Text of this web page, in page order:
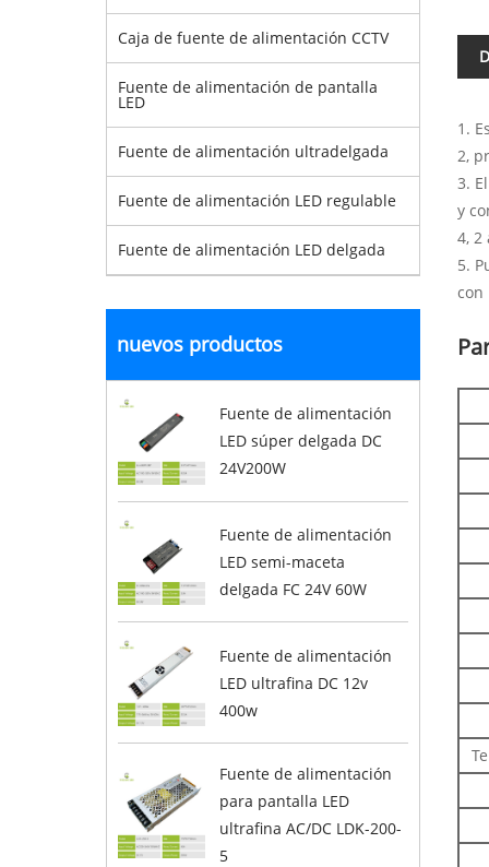
Caja de fuente de alimentación CCTV
Fuente de alimentación de pantalla
LED
Fuente de alimentación ultradelgada
Fuente de alimentación LED regulable
Fuente de alimentación LED delgada
nuevos productos
Fuente de alimentación
LED súper delgada DC
24V200W
Fuente de alimentación
LED semi-maceta
delgada FC 24V 60W
Fuente de alimentación
LED ultrafina DC 12v
400w
Fuente de alimentación
para pantalla LED
ultrafina AC/DC LDK-200-
5
1.
2,
3.
y
4, 2
5.
con